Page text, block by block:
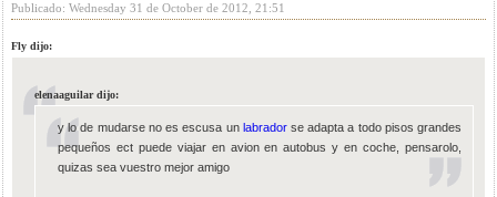
Publicado: Wednesday 31 de October de 2012, 21:51
Fly dijo:
elenaaguilar dijo:
y lo de mudarse no es escusa un labradorse adapta a todo pisos grandes
pequeños ect puede viajar en avion en autobus y en coche, pensarolo,
quizas sea vuestro mejor amigo